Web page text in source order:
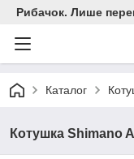
Рибачок. Лише
Каталог
Котушка Shimano